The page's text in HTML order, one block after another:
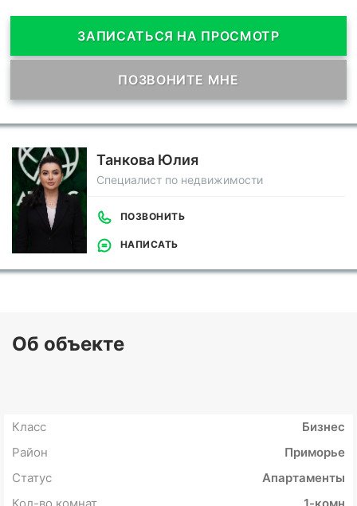
ЗАПИСАТЬСЯ НА ПРОСМОТР
ПОЗВОНИТЕ МНЕ
Танкова Юлия
Специалист по недвижимости
ПОЗВОНИТЬ
НАПИСАТЬ
Об объекте
Класс
Бизнес
Район
Приморье
Статус
Апартаменты